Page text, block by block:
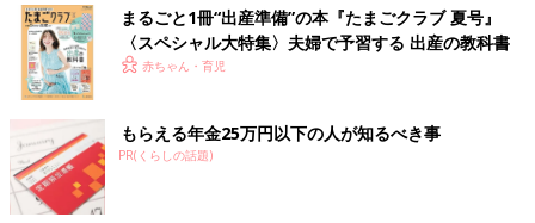
まるごと1冊“出産準備”の本『たまごクラブ 夏号』
〈スペシャル大特集〉夫婦で予習する 出産の教科書
赤ちゃん・育児
もらえる年金25万円以下の人が知るべき事
PR(くらしの話題)